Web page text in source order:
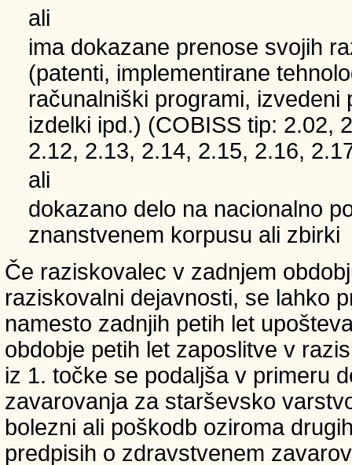
ali
ima dokazane prenose svojih
(patenti, implementirane
računalniški programi, izvedeni
izdelki ipd.) (COBISS tip: 2.02,
2.12, 2.13, 2.14, 2.15, 2.16,
ali
dokazano delo na nacionalno
znanstvenem korpusu ali zbirki
Če raziskovalec v zadnjem
raziskovalni dejavnosti, se lahko
namesto zadnjih petih let
obdobje petih let zaposlitve v
iz 1. točke se podaljša v primeru
zavarovanja za starševsko
bolezni ali poškodb oziroma
predpisih o zdravstvenem